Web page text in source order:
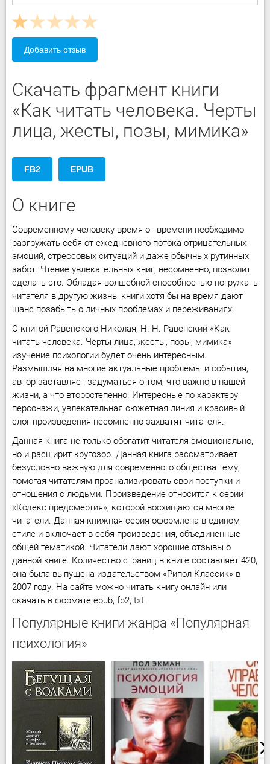
Добавить отзыв
Скачать фрагмент книги
«Как читать человека. Черты
лица, жесты, позы, мимика»
FB2 EPUB
О книге
Современному человеку время от времени необходимо
разгружать себя от ежедневного потока отрицательных
эмоций, стрессовых ситуаций и даже обычных рутинных
забот. Чтение увлекательных книг, несомненно, позволит
сделать это. Обладая волшебной способностью погружать
читателя в другую жизнь, книги хотя бы на время дают
шанс позабыть о личных проблемах и переживаниях.
С книгой Равенского Николая, Н. Н. Равенский «Как
читать человека. Черты лица, жесты, позы, мимика»
изучение психологии будет очень интересным.
Размышляя на многие актуальные проблемы и события,
автор заставляет задуматься о том, что важно в нашей
жизни, а что второстепенно. Интересные по характеру
персонажи, увлекательная сюжетная линия и красивый
слог произведения несомненно захватят читателя.
Данная книга не только обогатит читателя эмоционально,
но и расширит кругозор. Данная книга рассматривает
безусловно важную для современного общества тему,
помогая читателям проанализировать свои поступки и
отношения с людьми. Произведение относится к серии
«Кодекс предсмертия», которой восхищаются многие
читатели. Данная книжная серия оформлена в едином
стиле и включает в себя произведения, объединенные
общей тематикой. Читатели дают хорошие отзывы о
данной книге. Количество страниц в книге составляет 420,
она была выпущена издательством «Рипол Классик» в
2007 году. На сайте можно читать книгу онлайн или
скачать в формате epub, fb2, txt.
Популярные книги жанра «Популярная
психология»